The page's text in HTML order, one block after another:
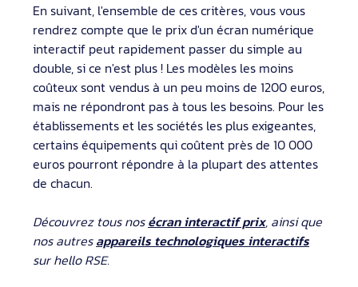
En suivant, l'ensemble de ces critères, vous vous
rendrez compte que le prix d'un écran numérique
interactif peut rapidement passer du simple au
double, si ce n'est plus ! Les modèles les moins
coûteux sont vendus à un peu moins de 1200 euros,
mais ne répondront pas à tous les besoins. Pour les
établissements et les sociétés les plus exigeantes,
certains équipements qui coûtent près de 10 000
euros pourront répondre à la plupart des attentes
de chacun.
Découvrez tous nosécran interactif prix, ainsi que
nos autresappareils technologiques interactifs
sur hello RSE.